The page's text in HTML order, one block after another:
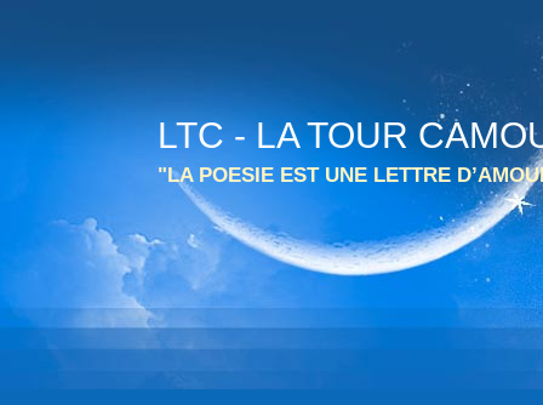
LTC - LA TOUR
"LA POESIE EST UNE LETTRE